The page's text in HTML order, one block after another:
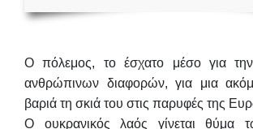
Ο πόλεμος, το έσχατο μέσο για
ανθρώπινων διαφορών, για μια
βαριά τη σκιά του στις παρυφές της
Ο ουκρανικός λαός γίνεται θύμα